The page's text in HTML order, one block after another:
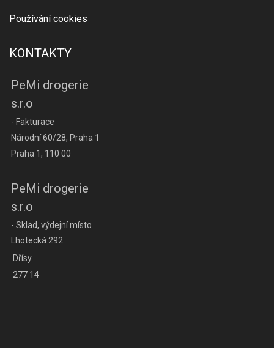
Používání cookies
KONTAKTY
PeMi drogerie
s.r.o
- Fakturace
Národní 60/28, Praha 1
Praha 1, 110 00
PeMi drogerie
s.r.o
- Sklad, výdejní místo
Lhotecká 292
Dřísy
277 14